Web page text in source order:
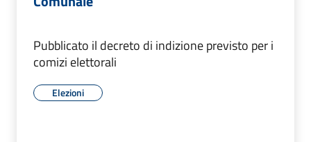
Pubblicato il decreto di indizione previsto per i
comizi elettorali
Elezioni